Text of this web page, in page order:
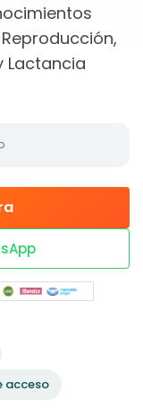
Lactancia
acceso